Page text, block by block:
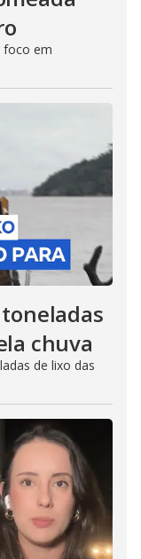
foco em
chuva
de lixo das